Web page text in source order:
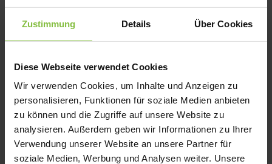
Zustimmung Details Über Cookies
Diese Webseite verwendet Cookies
Wir verwenden Cookies, um Inhalte und Anzeigen zu
personalisieren, Funktionen für soziale Medien anbieten
zu können und die Zugriffe auf unsere Website zu
analysieren. Außerdem geben wir Informationen zu Ihrer
Verwendung unserer Website an unsere Partner für
soziale Medien, Werbung und Analysen weiter. Unsere